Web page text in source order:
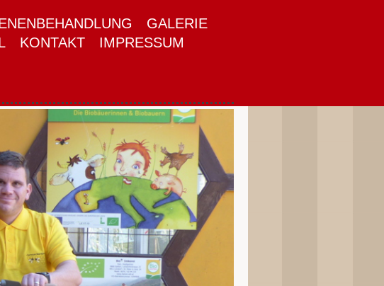
GALERIE
KONTAKT IMPRESSUM